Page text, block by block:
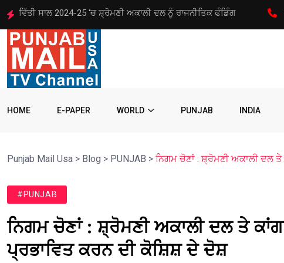
ਐੱਸ.ਜੀ.ਪੀ.ਸੀ. ਦੇ ਇਤਰਾਜ਼ ਤੋਂ ਬਾਅਦ ਜੀ.ਟੀ.ਸੀ. ਵੱਲੋਂ ਗੁਰਬਾਣੀ ਦਾ ਅਸਥਾਈ
HOME E-PAPER WORLD PUNJAB INDIA
Punjab Mail Usa > Blog > PUNJAB > ਨਿਗਮ ਚੋਣਾਂ : ਸ਼੍ਰੋਮਣੀ ਅਕਾਲੀ ਦਲ
#PUNJAB
ਨਿਗਮ ਚੋਣਾਂ : ਸ਼੍ਰੋਮਣੀ ਅਕਾਲੀ ਦਲ ਤੇ
ਪ੍ਰਭਾਵਿਤ ਕਰਨ ਦੀ ਕੋਸ਼ਿਸ਼ ਦੇ ਦੋਸ਼